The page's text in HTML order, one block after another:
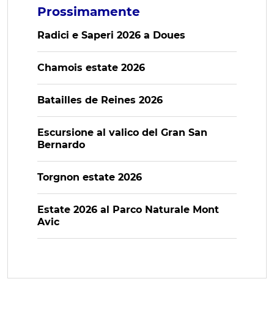
Prossimamente
Radici e Saperi 2026 a Doues
Chamois estate 2026
Batailles de Reines 2026
Escursione al valico del Gran San
Bernardo
Torgnon estate 2026
Estate 2026 al Parco Naturale Mont
Avic